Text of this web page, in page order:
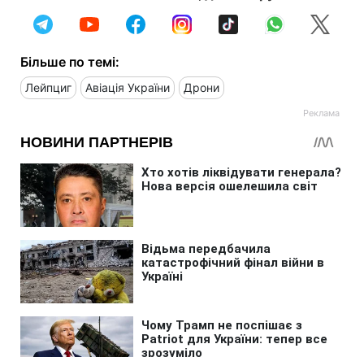
Більше по темі:
Лейпциг Авіація України Дрони